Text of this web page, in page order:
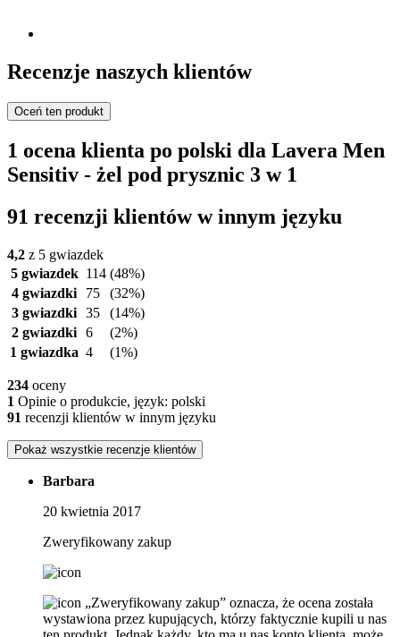
Recenzje naszych klientów
Oceń ten produkt
1 ocena klienta po polski dla Lavera Men
Sensitiv - żel pod prysznic 3 w 1
91 recenzji klientów w innym języku
4,2 z 5 gwiazdek
5 gwiazdek 114 (48%)
4 gwiazdki
75
(32%)
3 gwiazdki 35
(14%)
2 gwiazdki 6
(2%)
1 gwiazdka 4 (1%)
234 oceny
1 Opinie o produkcie, język: polski
91 recenzji klientów w innym języku
Pokaż wszystkie recenzje klientów
Barbara
20 kwietnia 2017
Zweryfikowany zakup
„Zweryfikowany zakup” oznacza, że ​​ocena została
wystawiona przez kupujących, którzy faktycznie kupili u nas